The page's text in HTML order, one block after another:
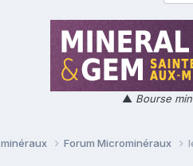
▲ Bourse
Forum Microminéraux